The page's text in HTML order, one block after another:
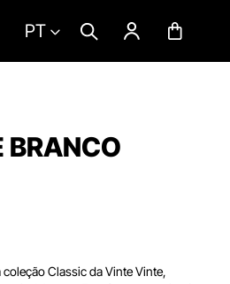
PT
BRANCO
Classic da Vinte Vinte,